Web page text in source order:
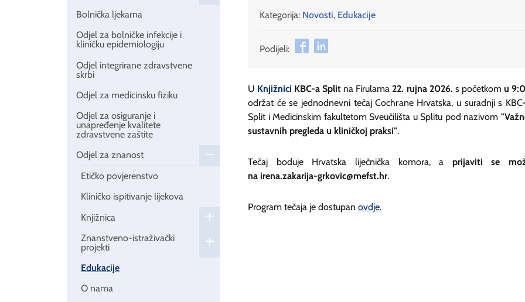
Bolnička ljekarna
Odjel za bolničke infekcije i
kliničku epidemiologiju
Odjel integrirane zdravstvene
skrbi
Odjel za medicinsku fiziku
Odjel za osiguranje i
unapređenje kvalitete
zdravstvene zaštite
Odjel za znanost
Etičko povjerenstvo
Kliničko ispitivanje lijekova
Knjižnica
Znanstveno-istraživački
projekti
Edukacije
O nama
Kategorija: Novosti, Edukacije
Podijeli:
U Knjižnici KBC-a Split na Firulama 22. rujna 2026. s početkomu
održat će se jednodnevni tečaj Cochrane Hrvatska, u suradnji s
Split i Medicinskim fakultetom Sveučilišta u Splitu pod nazivom
sustavnih pregleda u kliničkoj praksi".
Tečaj boduje Hrvatska liječnička komora, a prijaviti se
na irena.zakarija-grkovic@mefst.hr.
Program tečaja je dostupan ovdje.